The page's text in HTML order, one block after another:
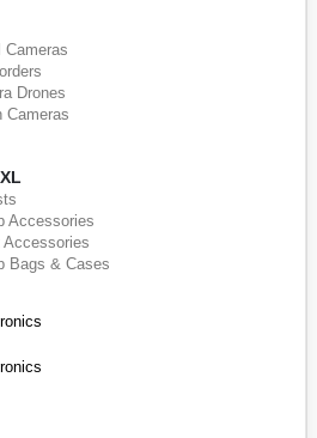
Cameras
Drones
Cameras
Accessories
Accessories
Bags & Cases